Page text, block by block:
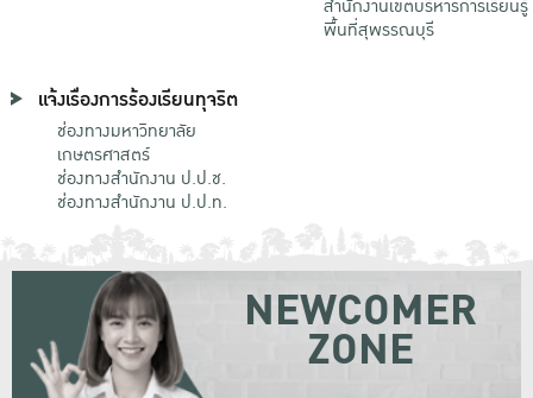
พื้นที่สุพรรณบุรี
แจ้งเรื่องการร้องเรียนทุจริต
ช่องทางมหาวิทยาลัย
เกษตรศาสตร์
ช่องทางสำนักงาน ป.ป.ช.
ช่องทางสำนักงาน ป.ป.ท.
NEWCOMER
ZONE